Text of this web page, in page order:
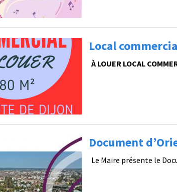
Local
À LOUER LOCAL
Document
Le Maire présente le